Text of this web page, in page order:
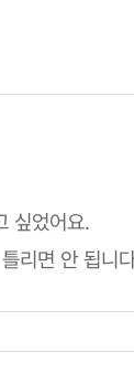
싶었어요.
리면 안 됩니